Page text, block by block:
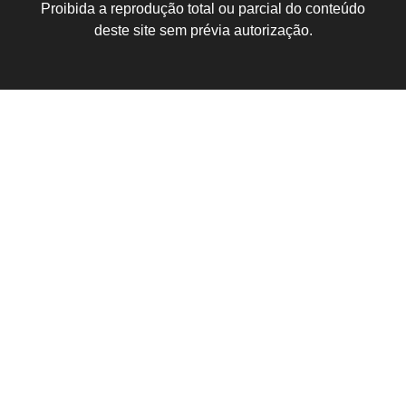
Proibida a reprodução total ou parcial do conteúdo
deste site sem prévia autorização.